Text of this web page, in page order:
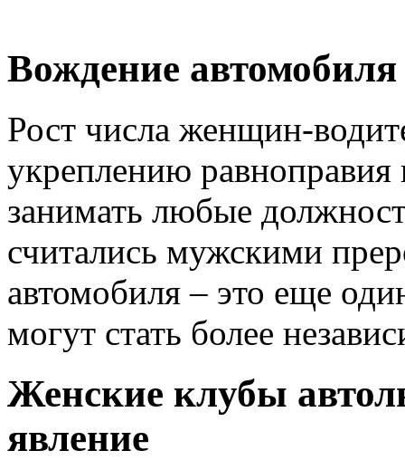
Вождение
Рост числа женщин-
укреплению
занимать любые
считались мужскими
автомобиля – это еще
могут стать более
Женские клубы
явление